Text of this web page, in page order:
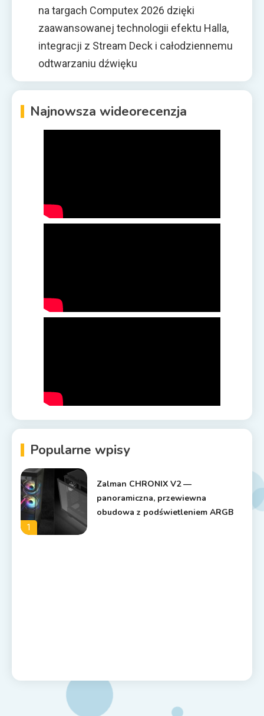
na targach Computex 2026 dzięki
zaawansowanej technologii efektu Halla,
integracji z Stream Deck i całodziennemu
odtwarzaniu dźwięku
Najnowsza wideorecenzja
Popularne wpisy
1
Zalman CHRONIX V2 —
panoramiczna, przewiewna
obudowa z podświetleniem ARGB